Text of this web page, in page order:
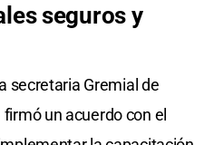
seguros y
secretaria Gremial de
un acuerdo con el